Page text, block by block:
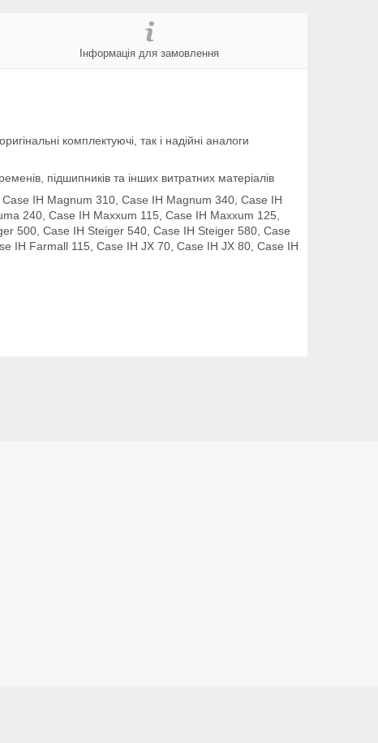
Інформація для замовлення
комплектуючі, так і надійні аналоги
підшипників та інших витратних матеріалів
IH Magnum 310, Case IH Magnum 340, Case IH
240, Case IH Maxxum 115, Case IH Maxxum 125,
500, Case IH Steiger 540, Case IH Steiger 580, Case
IH Farmall 115, Case IH JX 70, Case IH JX 80, Case IH